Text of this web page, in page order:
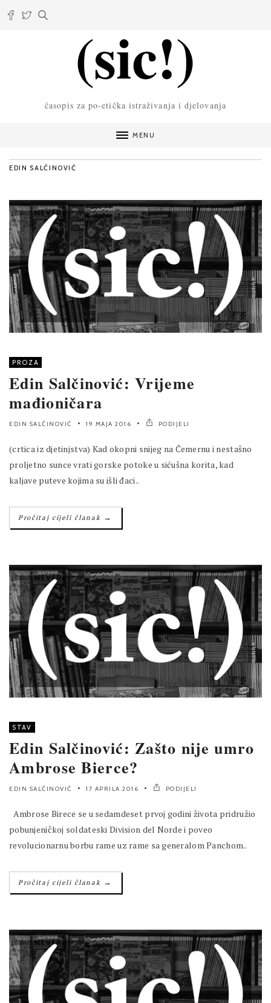
časopis za po-etička istraživanja i djelovanja
MENU
EDIN SALČINOVIĆ
PROZA
Edin Salčinović: Vrijeme
mađioničara
EDIN SALČINOVIĆ 19 MAJA 2016 PODIJELI
(crtica iz djetinjstva) Kad okopni snijeg na Čemernu i nestašno
proljetno sunce vrati gorske potoke u sićušna korita, kad
kaljave puteve kojima su išli đaci..
Pročitaj cijeli članak →
STAV
Edin Salčinović: Zašto nije umro
Ambrose Bierce?
EDIN SALČINOVIĆ 17 APRILA 2016 PODIJELI
Ambrose Birece se u sedamdeset prvoj godini života pridružio
pobunjeničkoj soldateski Division del Norde i poveo
revolucionarnu borbu rame uz rame sa generalom Panchom..
Pročitaj cijeli članak →